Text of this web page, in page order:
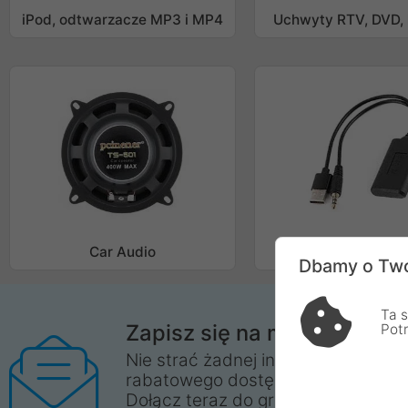
iPod, odtwarzacze MP3 i MP4 Uchwyty RTV, DVD,
Car Audio
Zapisz się na mega
Nie strać żadnej informacji o
rabatowego dostępnego tylko dla
Dołącz teraz do grona odbiorców
Dbamy o
Ta